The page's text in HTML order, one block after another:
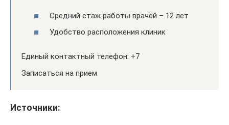
Средний стаж работы врачей – 12 лет
Удобство расположения клиник
Единый контактный телефон: +7
Записаться на прием
Источники: